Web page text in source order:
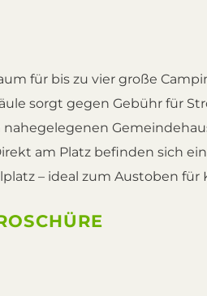
für bis zu vier große
sorgt gegen Gebühr für
nahegelegenen
am Platz befinden sich
– ideal zum Austoben für